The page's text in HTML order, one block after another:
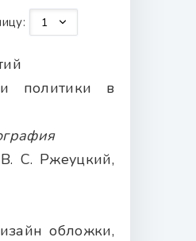
политики в
С. Ржеуцкий,
обложки,